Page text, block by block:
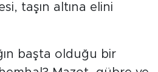
taşın altına elini
başta olduğu bir